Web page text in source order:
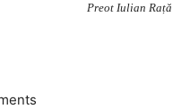
Preot Iulian Rață